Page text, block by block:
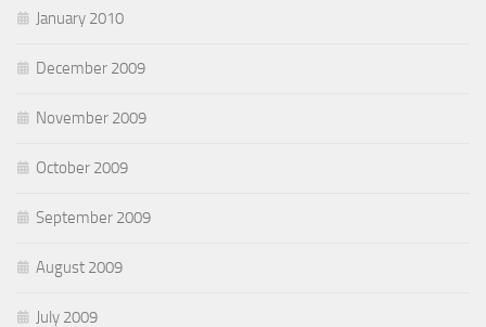
January 2010
December 2009
November 2009
October 2009
September 2009
August 2009
July 2009